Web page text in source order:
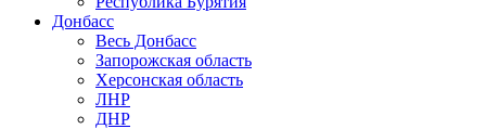
Донбасс
Весь Донбасс
Запорожская область
Херсонская область
ЛНР
ДНР